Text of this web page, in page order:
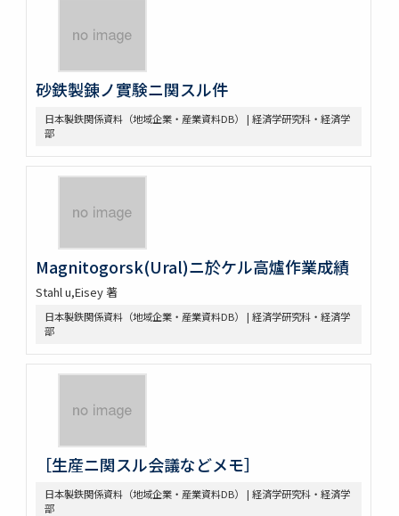
砂鉄製錬ノ實験ニ関スル件
日本製鉄関係資料（地域企業・産業資料DB） | 経済学研究科・経済学
部
Magnitogorsk(Ural)ニ於ケル高爐作業成績
Stahl u,Eisey 著
日本製鉄関係資料（地域企業・産業資料DB） | 経済学研究科・経済学
部
［生産ニ関スル会議などメモ］
日本製鉄関係資料（地域企業・産業資料DB） | 経済学研究科・経済学
部